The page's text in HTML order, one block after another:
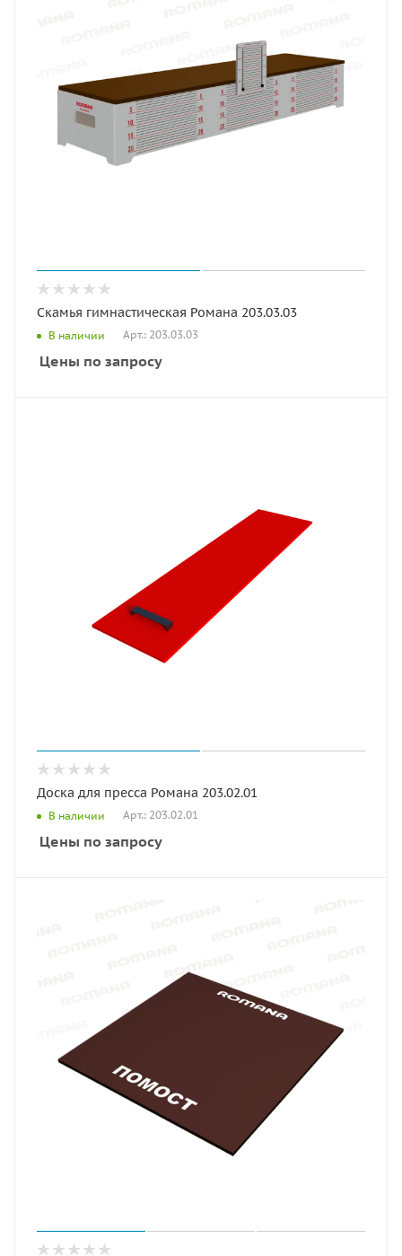
Скамья гимнастическая Романа 203.03.03
В наличии Арт.: 203.03.03
Цены по запросу
Доска для пресса Романа 203.02.01
В наличии Арт.: 203.02.01
Цены по запросу